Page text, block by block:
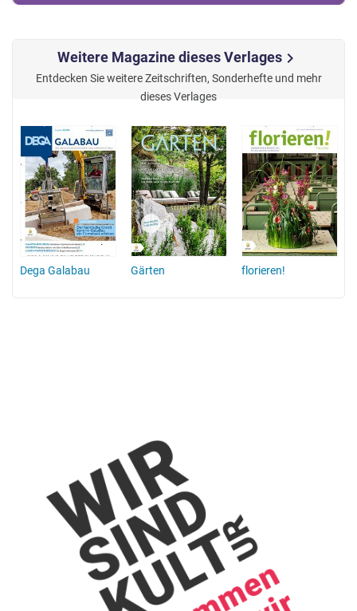
Weitere Magazine dieses Verlageschevron_right
Entdecken Sie weitere Zeitschriften, Sonderhefte und mehr
dieses Verlages
Dega Galabau Gärten florieren!